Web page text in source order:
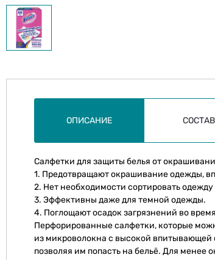
ОПИСАНИЕ СОСТАВ
Cалфетки для защиты белья от
1. Предотвращают окрашивание одежды,
2. Нет необходимости сортировать одежду
3. Эффективны даже для темной одежды.
4. Поглощают осадок загрязнений во
Перфорированные салфетки, которые
из микроволокна с высокой
позволяя им попасть на бельё. Для менее